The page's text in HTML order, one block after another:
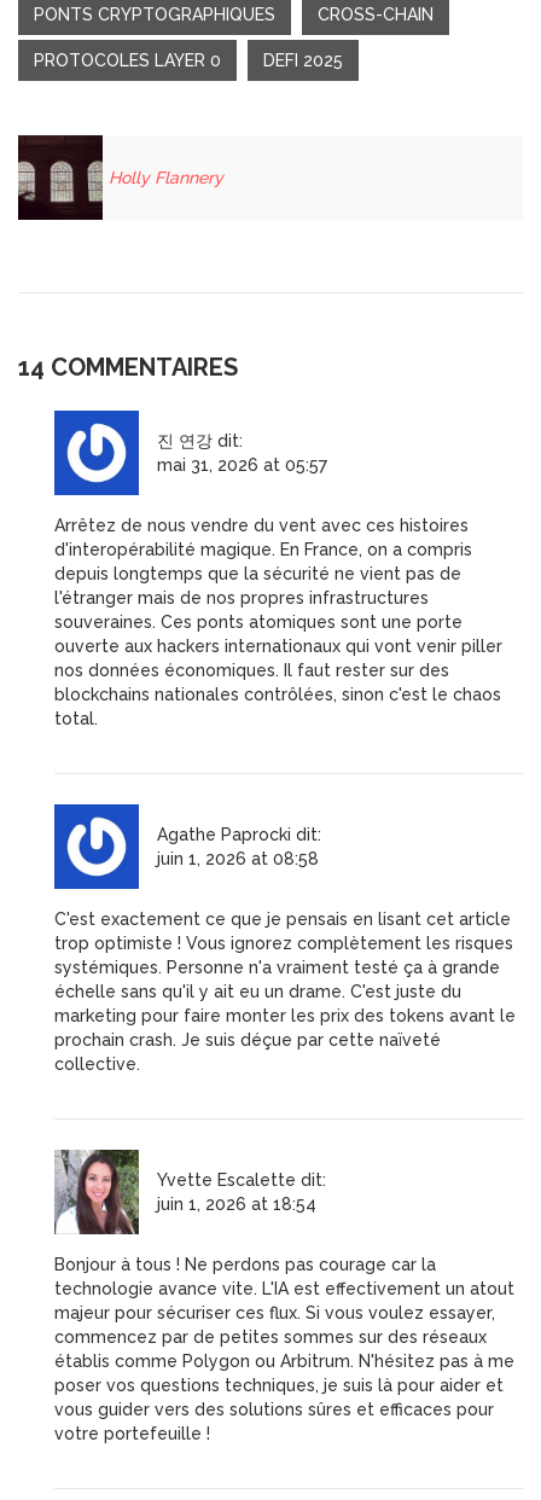
PONTS CRYPTOGRAPHIQUES CROSS-CHAIN
PROTOCOLES LAYER 0 DEFI 2025
Holly Flannery
14 COMMENTAIRES
진 연강 dit:
mai 31, 2026 at 05:57
Arrêtez de nous vendre du vent avec ces histoires
d'interopérabilité magique. En France, on a compris
depuis longtemps que la sécurité ne vient pas de
l'étranger mais de nos propres infrastructures
souveraines. Ces ponts atomiques sont une porte
ouverte aux hackers internationaux qui vont venir piller
nos données économiques. Il faut rester sur des
blockchains nationales contrôlées, sinon c'est le chaos
total.
Agathe Paprocki dit:
juin 1, 2026 at 08:58
C'est exactement ce que je pensais en lisant cet article
trop optimiste ! Vous ignorez complètement les risques
systémiques. Personne n'a vraiment testé ça à grande
échelle sans qu'il y ait eu un drame. C'est juste du
marketing pour faire monter les prix des tokens avant le
prochain crash. Je suis déçue par cette naïveté
collective.
Yvette Escalette dit:
juin 1, 2026 at 18:54
Bonjour à tous ! Ne perdons pas courage car la
technologie avance vite. L'IA est effectivement un atout
majeur pour sécuriser ces flux. Si vous voulez essayer,
commencez par de petites sommes sur des réseaux
établis comme Polygon ou Arbitrum. N'hésitez pas à me
poser vos questions techniques, je suis là pour aider et
vous guider vers des solutions sûres et efficaces pour
votre portefeuille !